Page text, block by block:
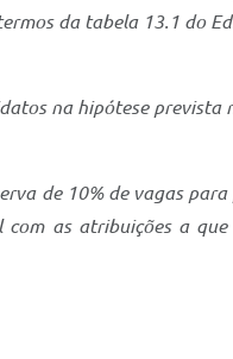
da tabela 13.1 do
na hipótese
de 10% de vagas
com as atribuições a